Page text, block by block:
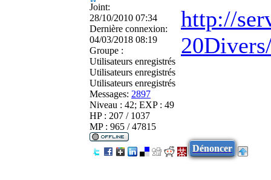
Joint:
28/10/2010 07:34
Dernière connexion:
04/03/2018 08:19
Groupe :
Utilisateurs enregistrés
Utilisateurs enregistrés
Utilisateurs enregistrés
Messages: 2897
Niveau : 42; EXP : 49
HP : 207 / 1037
MP : 965 / 47815
http://
Dénoncer